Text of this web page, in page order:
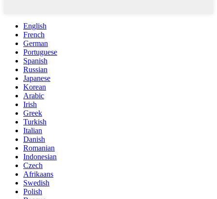
English
French
German
Portuguese
Spanish
Russian
Japanese
Korean
Arabic
Irish
Greek
Turkish
Italian
Danish
Romanian
Indonesian
Czech
Afrikaans
Swedish
Polish